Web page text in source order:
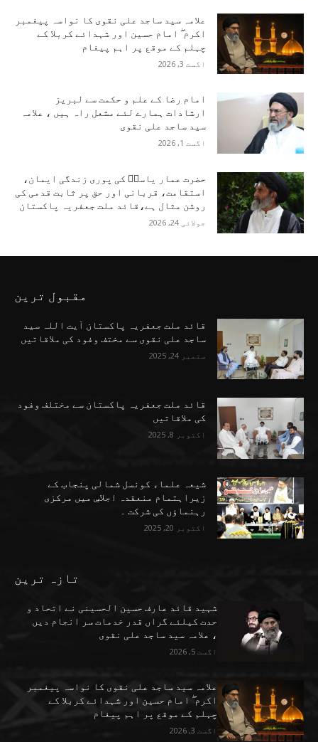
علامہ سید ساجد علی نقوی کا نواسہ پیغمبر
اکرم ۖ امام حسین اور شہدائے کربلا کے
چہلم کے موقع پر اہم پیغام
اگست 3, 2026
امام رضا کے علم و حکمت سے لبریز
ارشادات ہمارے لئے مشعل راہ ہیں ، علامہ
سید ساجد علی نقوی
اگست 1, 2026
حضرت عمار یاسرؑ کی پوری زندگی ایمان،
استقامت، قربانی اور حق پر ثابت قدمی کی
روشن مثال ہے،قائد ملت جعفریہ پاکستان
جولائی 24, 2026
مقبول ترین
قائد ملت جعفریہ پاکستان آیت اللہ سید
ساجد علی نقوی سے مختف وفود کی ملاقاتیں
ستمبر 24, 2025
قائد ملت جعفریہ پاکستان سے مختلف وفود
کی ملاقاتیں
اکتوبر 8, 2025
شیعہ علماء کونسل شمالی پنجاب کے
زیراہتمام منعقدہ اجلاسِ میں مرکزی
رہنماؤں کی شرکت ۔
اکتوبر 20, 2025
تازہ ترین
شہید قائد عارف حسین الحسینی نے اتحاد و
حدت کیلئے گراں قدر خدمات سر انجام دیں
، علامہ سید ساجد علی نقوی
اگست 5, 2026
علامہ سید ساجد علی نقوی کا نواسہ پیغمبر
اکرم ۖ امام حسین اور شہدائے کربلا کے
چہلم کے موقع پر اہم پیغام
اگست 3, 2026